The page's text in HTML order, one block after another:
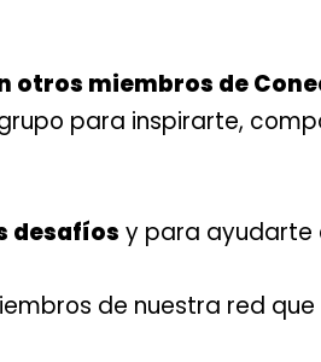
miembros de
para inspirarte,
desafíos y para ayudarte
de nuestra red